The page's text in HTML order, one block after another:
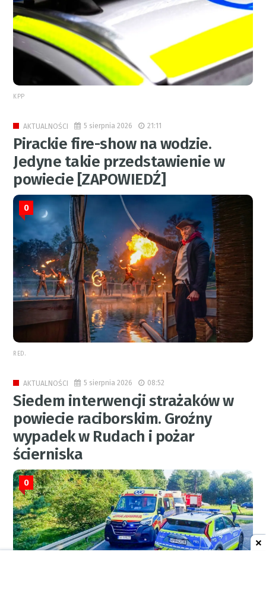
KPP
AKTUALNOŚCI 5 sierpnia 2026 21:11
Pirackie fire-show na wodzie.
Jedyne takie przedstawienie w
powiecie [ZAPOWIEDŹ]
0
RED.
AKTUALNOŚCI 5 sierpnia 2026 08:52
Siedem interwencji strażaków w
powiecie raciborskim. Groźny
wypadek w Rudach i pożar
ścierniska
0